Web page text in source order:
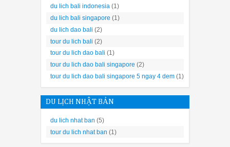
máy rửa bát phù hợp, quý khách nên chọn nơi lắp đặt thuận
- Không nên cho bát đĩa có họa tiết trang
- Các vật dụng, đồ bếp bằng gỗ
- Chai lọ, xoong nồi có nhãn
- Tránh để các vật dụng sát
du lich bali indonesia (1)
du lich bali singapore (1)
du lich dao bali (2)
tour du lich bali (2)
tour du lich dao bali (1)
tour du lich dao bali singapore (2)
tour du lich dao bali singapore 5 ngay 4 dem (1)
DU LỊCH NHẬT BẢN
du lich nhat ban (5)
tour du lich nhat ban (1)